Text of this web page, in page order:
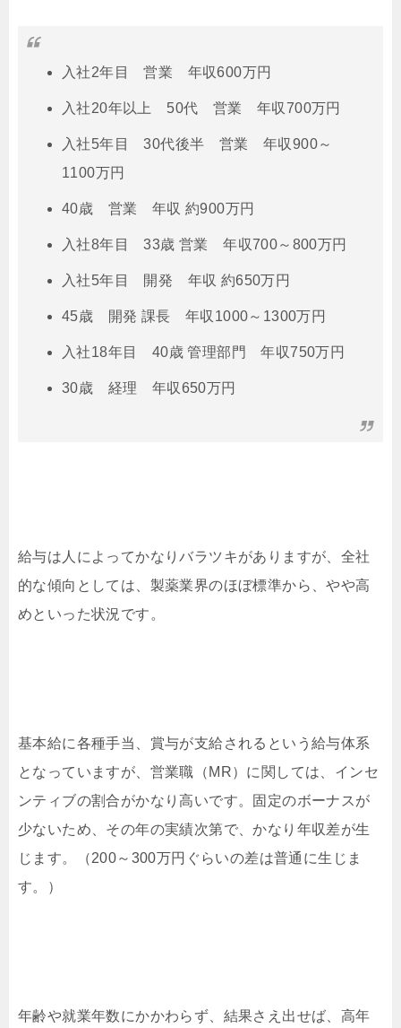
入社2年目 営業 年収600万円
入社20年以上 50代 営業 年収700万円
入社5年目 30代後半 営業 年収900～
1100万円
40歳 営業 年収 約900万円
入社8年目 33歳 営業 年収700～800万円
入社5年目 開発 年収 約650万円
45歳 開発 課長 年収1000～1300万円
入社18年目 40歳 管理部門 年収750万円
30歳 経理 年収650万円
給与は人によってかなりバラツキがありますが、全社
的な傾向としては、製薬業界のほぼ標準から、やや高
めといった状況です。
基本給に各種手当、賞与が支給されるという給与体系
となっていますが、営業職（MR）に関しては、インセ
ンティブの割合がかなり高いです。固定のボーナスが
少ないため、その年の実績次第で、かなり年収差が生
じます。（200～300万円ぐらいの差は普通に生じま
す。）
年齢や就業年数にかかわらず、結果さえ出せば、高年